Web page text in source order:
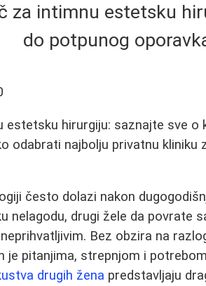
za intimnu estetsku
do potpunog
estetsku hirurgiju: saznajte sve o
odabrati najbolju privatnu kliniku
često dolazi nakon
nelagodu, drugi žele da povrate
Bez obzira na
je pitanjima, strepnjom i
drugih žena predstavljaju